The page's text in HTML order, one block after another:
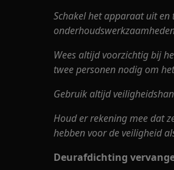
Schakel het apparaat uit en
Wees altijd voorzichtig bij
twee personen nodig om
Gebruik altijd
Houd er rekening mee dat
hebben voor de veiligheid
Deurafdichting